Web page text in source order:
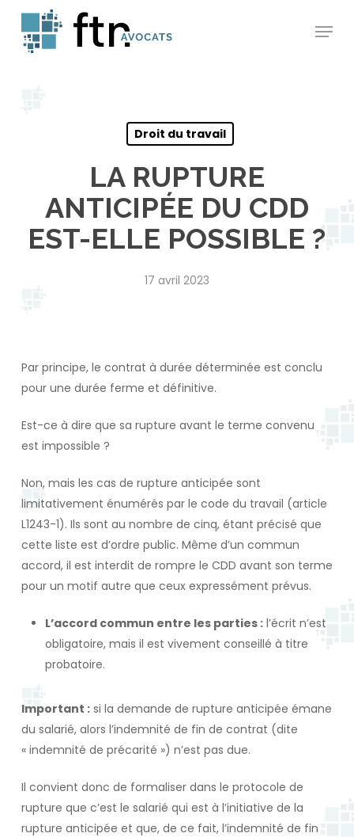
main
Menu
Droit du travail
LA RUPTURE
ANTICIPÉE DU CDD
EST-ELLE POSSIBLE ?
17 avril 2023
Par principe, le contrat à durée déterminée est conclu
pour une durée ferme et définitive.
Est-ce à dire que sa rupture avant le terme convenu
est impossible ?
Non, mais les cas de rupture anticipée sont
limitativement énumérés par le code du travail (article
L1243-1). Ils sont au nombre de cinq, étant précisé que
cette liste est d’ordre public. Même d’un commun
accord, il est interdit de rompre le CDD avant son terme
pour un motif autre que ceux expressément prévus.
L’accord commun entre les parties :l’écrit n’est
obligatoire, mais il est vivement conseillé à titre
probatoire.
Important :si la demande de rupture anticipée émane
du salarié, alors l’indemnité de fin de contrat (dite
« indemnité de précarité ») n’est pas due.
Il convient donc de formaliser dans le protocole de
rupture que c’est le salarié qui est à l’initiative de la
rupture anticipée et que, de ce fait, l’indemnité de fin